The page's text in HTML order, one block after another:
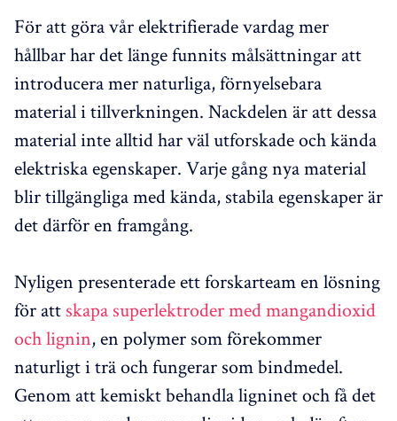
För att göra vår elektrifierade vardag mer
hållbar har det länge funnits målsättningar att
introducera mer naturliga, förnyelsebara
material i tillverkningen. Nackdelen är att dessa
material inte alltid har väl utforskade och kända
elektriska egenskaper. Varje gång nya material
blir tillgängliga med kända, stabila egenskaper är
det därför en framgång.
Nyligen presenterade ett forskarteam en lösning
för att skapa superlektroder med mangandioxid
och lignin, en polymer som förekommer
naturligt i trä och fungerar som bindmedel.
Genom att kemiskt behandla ligninet och få det